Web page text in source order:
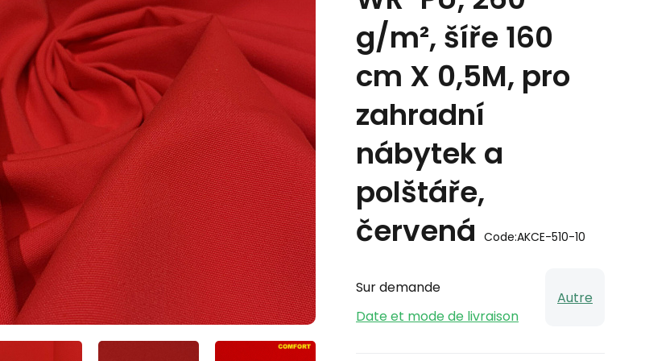
g/m², šíře 160
cm X 0,5M, pro
zahradní
nábytek a
polštáře,
červená Code:AKCE-510-10
Sur demande
Date et mode de livraison
Autre